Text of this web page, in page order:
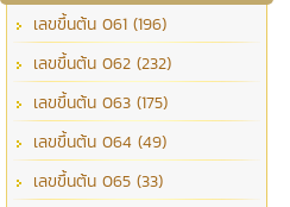
เลขขึ้นต้น 061 (196)
เลขขึ้นต้น 062 (232)
เลขขึ้นต้น 063 (175)
เลขขึ้นต้น 064 (49)
เลขขึ้นต้น 065 (33)